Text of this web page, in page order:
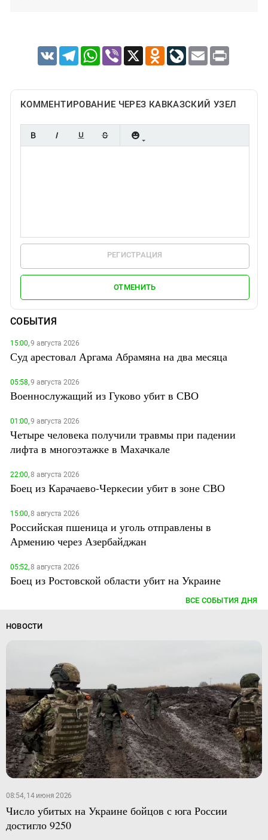
VK TelegramWhatsApp
Viber X Odnoklassniki
LiveJournal
Email Print
КОММЕНТИРОВАНИЕ ЧЕРЕЗ КАВКАЗСКИЙ УЗЕЛ
РЕГИСТРАЦИЯ
ОТМЕНИТЬ
СОБЫТИЯ
15:00,9 августа 2026
Суд арестовал Аргама Абрамяна на два месяца
05:58,9 августа 2026
Военнослужащий из Гуково убит в СВО
01:00,9 августа 2026
Четыре человека получили травмы при падении
лифта в многоэтажке в Махачкале
22:00,8 августа 2026
Боец из Карачаево-Черкесии убит в зоне СВО
15:00,8 августа 2026
Российская пшеница и уголь отправлены в
Армению через Азербайджан
05:52,8 августа 2026
Боец из Ростовской области убит на Украине
ВСЕ СОБЫТИЯ ДНЯ
НОВОСТИ
08:54, 14 июня 2026
Число убитых на Украине бойцов с юга России
достигло 9250